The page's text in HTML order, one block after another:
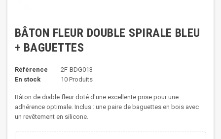
BÂTON FLEUR DOUBLE SPIRALE BLEU
+ BAGUETTES
Référence
2F-BDG013
En stock
10 Produits
Bâton de diable fleur doté d'une excellente prise pour une
adhérence optimale. Inclus : une paire de baguettes en bois avec
un revêtement en silicone.